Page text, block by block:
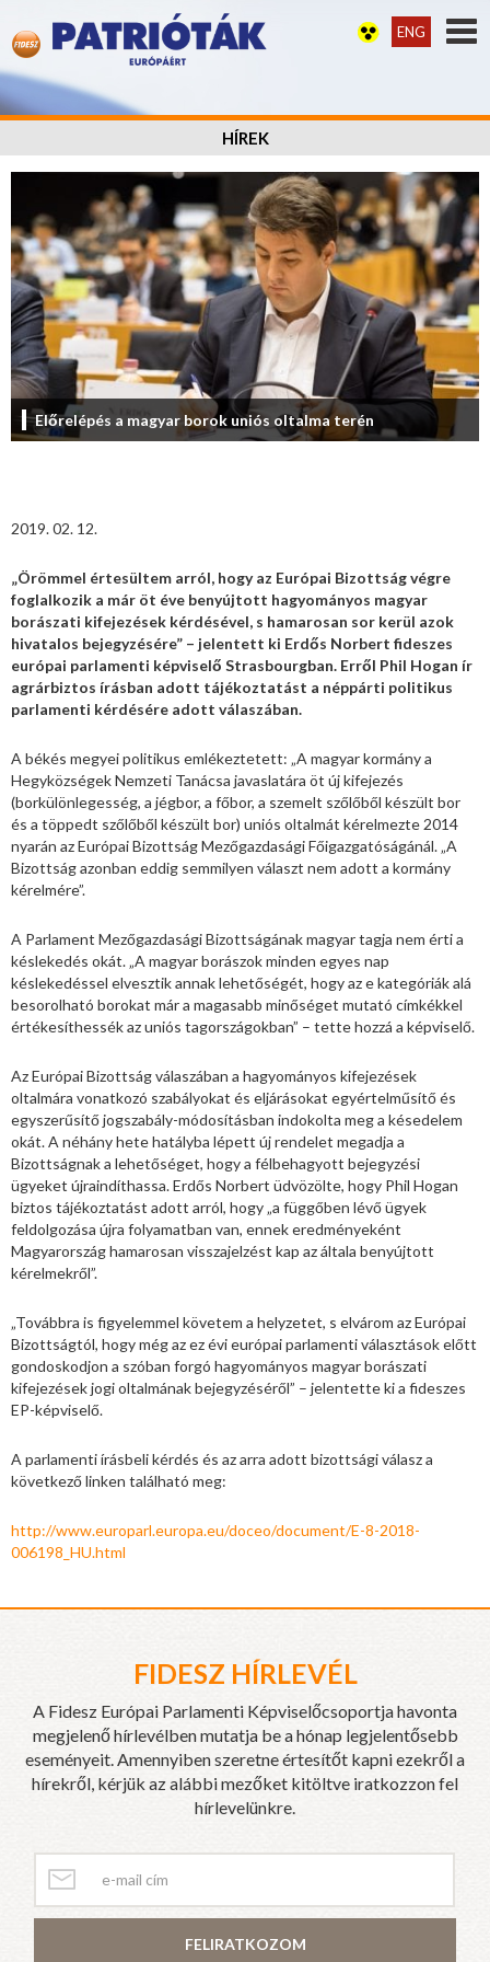
ENG
HÍREK
Előrelépés a magyar borok uniós oltalma terén
2019. 02. 12.
„Örömmel értesültem arról, hogy az Európai Bizottság végre
foglalkozik a már öt éve benyújtott hagyományos magyar
borászati kifejezések kérdésével, s hamarosan sor kerül azok
hivatalos bejegyzésére” – jelentett ki Erdős Norbert fideszes
európai parlamenti képviselő Strasbourgban. Erről Phil Hogan ír
agrárbiztos írásban adott tájékoztatást a néppárti politikus
parlamenti kérdésére adott válaszában.
A békés megyei politikus emlékeztetett: „A magyar kormány a
Hegyközségek Nemzeti Tanácsa javaslatára öt új kifejezés
(borkülönlegesség, a jégbor, a főbor, a szemelt szőlőből készült bor
és a töppedt szőlőből készült bor) uniós oltalmát kérelmezte 2014
nyarán az Európai Bizottság Mezőgazdasági Főigazgatóságánál. „A
Bizottság azonban eddig semmilyen választ nem adott a kormány
kérelmére”.
A Parlament Mezőgazdasági Bizottságának magyar tagja nem érti a
késlekedés okát. „A magyar borászok minden egyes nap
késlekedéssel elvesztik annak lehetőségét, hogy az e kategóriák alá
besorolható borokat már a magasabb minőséget mutató címkékkel
értékesíthessék az uniós tagországokban” – tette hozzá a képviselő.
Az Európai Bizottság válaszában a hagyományos kifejezések
oltalmára vonatkozó szabályokat és eljárásokat egyértelműsítő és
egyszerűsítő jogszabály-módosításban indokolta meg a késedelem
okát. A néhány hete hatályba lépett új rendelet megadja a
Bizottságnak a lehetőséget, hogy a félbehagyott bejegyzési
ügyeket újraindíthassa. Erdős Norbert üdvözölte, hogy Phil Hogan
biztos tájékoztatást adott arról, hogy „a függőben lévő ügyek
feldolgozása újra folyamatban van, ennek eredményeként
Magyarország hamarosan visszajelzést kap az általa benyújtott
kérelmekről”.
„Továbbra is figyelemmel követem a helyzetet, s elvárom az Európai
Bizottságtól, hogy még az ez évi európai parlamenti választások előtt
gondoskodjon a szóban forgó hagyományos magyar borászati
kifejezések jogi oltalmának bejegyzéséről” – jelentette ki a fideszes
EP-képviselő.
A parlamenti írásbeli kérdés és az arra adott bizottsági válasz a
következő linken található meg:
http://www.europarl.europa.eu/doceo/document/E-8-2018-
006198_HU.html
FIDESZ HÍRLEVÉL
A Fidesz Európai Parlamenti Képviselőcsoportja havonta
megjelenő hírlevélben mutatja be a hónap legjelentősebb
eseményeit. Amennyiben szeretne értesítőt kapni ezekről a
hírekről, kérjük az alábbi mezőket kitöltve iratkozzon fel
hírlevelünkre.
FELIRATKOZOM